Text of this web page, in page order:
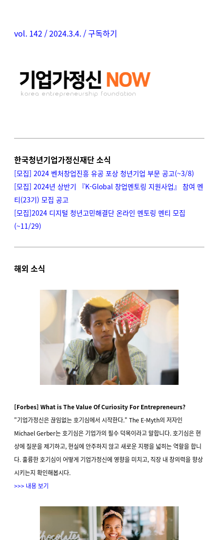
vol. 142 / 2024.3.4. /구독하기
한국청년기업가정신재단 소식
[모집] 2024 벤처창업진흥 유공 포상 청년기업 부문 공고(~3/8)
[모집] 2024년 상반기 『K-Global 창업멘토링 지원사업』 참여 멘
티(23기) 모집 공고
[모집]2024 디지털 청년고민해결단 온라인 멘토링 멘티 모집
(~11/29)
해외 소식
[Forbes] What is The Value Of Curiosity For Entrepreneurs?
"기업가정신은 끊임없는 호기심에서 시작한다." The E-Myth의 저자인
Michael Gerber는 호기심은 기업가의 필수 덕목이라고 말합니다. 호기심은 현
상에 질문을 제기하고, 현실에 안주하지 않고 새로운 지평을 넓히는 역할을 합니
다. 훌륭한 호기심이 어떻게 기업가정신에 영향을 미치고, 직장 내 창의력을 향상
시키는지 확인해봅시다.
>>> 내용 보기